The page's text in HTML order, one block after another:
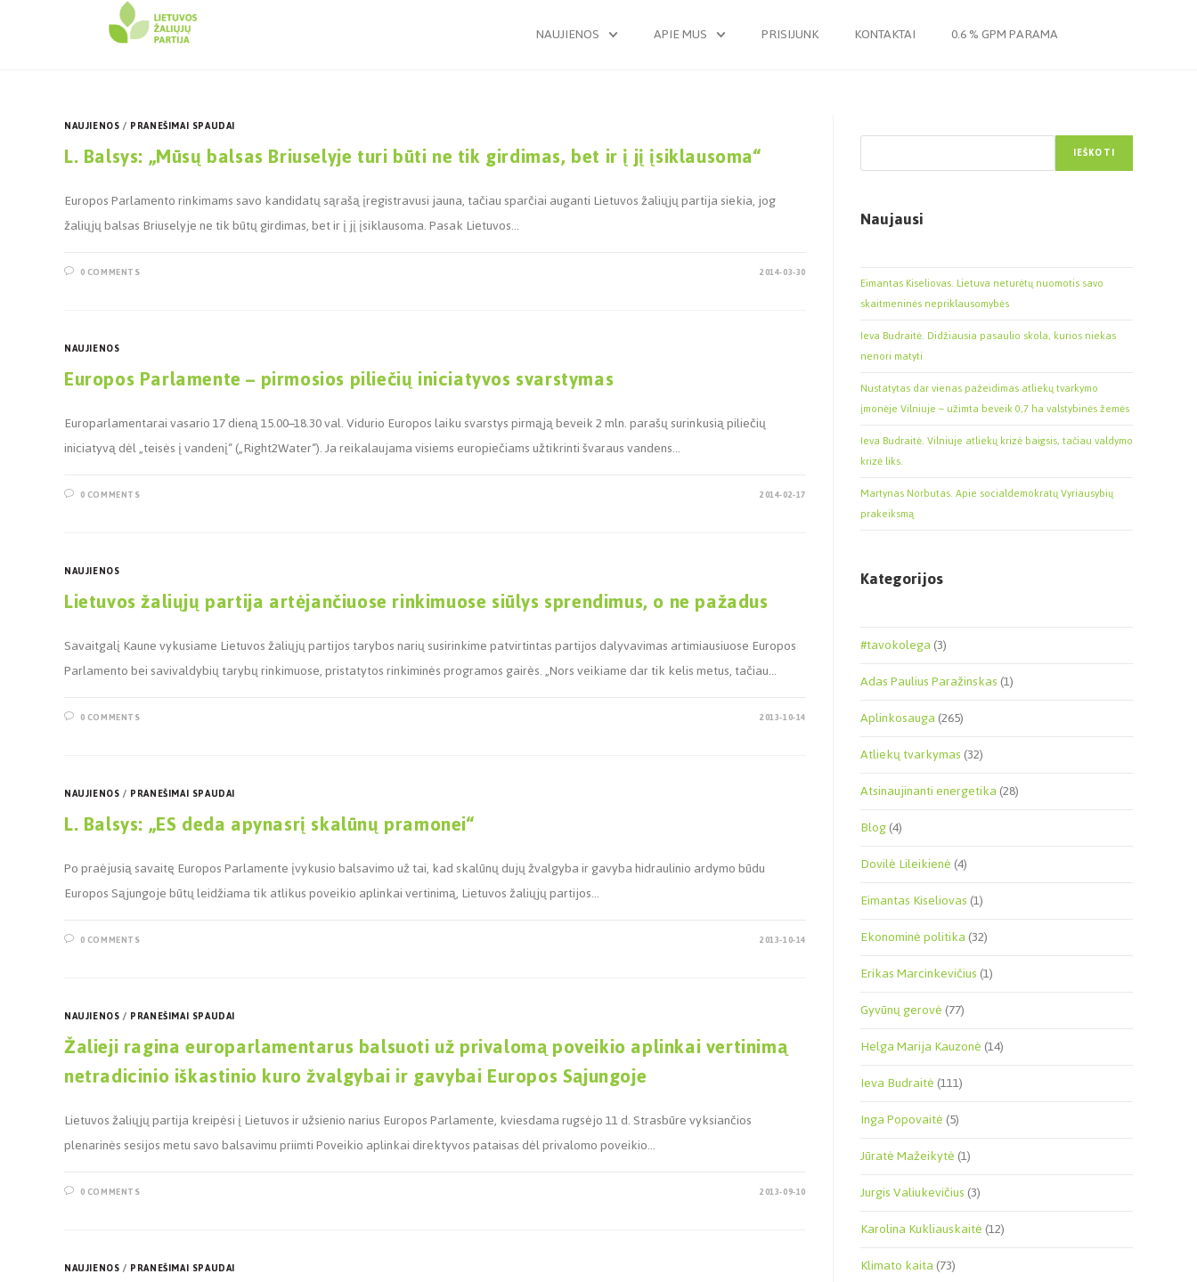
NAUJIENOS APIE MUS PRISIJUNK KONTAKTAI 0.6 % GPM PARAMA
NAUJIENOS/ PRANEŠIMAI SPAUDAI
L. Balsys: „Mūsų balsas Briuselyje turi būti ne tik girdimas, bet ir į jį įsiklausoma“
Europos Parlamento rinkimams savo kandidatų sąrašą įregistravusi jauna, tačiau sparčiai auganti Lietuvos žaliųjų partija siekia, jog
žaliųjų balsas Briuselyje ne tik būtų girdimas, bet ir į jį įsiklausoma. Pasak Lietuvos…
0 COMMENTS 2014-03-30
NAUJIENOS
Europos Parlamente – pirmosios piliečių iniciatyvos svarstymas
Europarlamentarai vasario 17 dieną 15.00–18.30 val. Vidurio Europos laiku svarstys pirmąją beveik 2 mln. parašų surinkusią piliečių
iniciatyvą dėl „teisės į vandenį“ („Right2Water“). Ja reikalaujama visiems europiečiams užtikrinti švaraus vandens…
0 COMMENTS 2014-02-17
NAUJIENOS
Lietuvos žaliųjų partija artėjančiuose rinkimuose siūlys sprendimus, o ne pažadus
Savaitgalį Kaune vykusiame Lietuvos žaliųjų partijos tarybos narių susirinkime patvirtintas partijos dalyvavimas artimiausiuose Europos
Parlamento bei savivaldybių tarybų rinkimuose, pristatytos rinkiminės programos gairės. „Nors veikiame dar tik kelis metus, tačiau…
0 COMMENTS 2013-10-14
NAUJIENOS/ PRANEŠIMAI SPAUDAI
L. Balsys: „ES deda apynasrį skalūnų pramonei“
Po praėjusią savaitę Europos Parlamente įvykusio balsavimo už tai, kad skalūnų dujų žvalgyba ir gavyba hidraulinio ardymo būdu
Europos Sąjungoje būtų leidžiama tik atlikus poveikio aplinkai vertinimą, Lietuvos žaliųjų partijos…
0 COMMENTS 2013-10-14
NAUJIENOS/ PRANEŠIMAI SPAUDAI
Žalieji ragina europarlamentarus balsuoti už privalomą poveikio aplinkai vertinimą
netradicinio iškastinio kuro žvalgybai ir gavybai Europos Sąjungoje
Lietuvos žaliųjų partija kreipėsi į Lietuvos ir užsienio narius Europos Parlamente, kviesdama rugsėjo 11 d. Strasbūre vyksiančios
plenarinės sesijos metu savo balsavimu priimti Poveikio aplinkai direktyvos pataisas dėl privalomo poveikio…
0 COMMENTS 2013-09-10
NAUJIENOS/ PRANEŠIMAI SPAUDAI
IEŠKOTI
Naujausi
Eimantas Kiseliovas. Lietuva neturėtų nuomotis savo
skaitmeninės nepriklausomybės
Ieva Budraitė. Didžiausia pasaulio skola, kurios niekas
nenori matyti
Nustatytas dar vienas pažeidimas atliekų tvarkymo
įmonėje Vilniuje – užimta beveik 0,7 ha valstybinės žemės
Ieva Budraitė. Vilniuje atliekų krizė baigsis, tačiau valdymo
krizė liks.
Martynas Norbutas. Apie socialdemokratų Vyriausybių
prakeiksmą
Kategorijos
#tavokolega(3)
Adas Paulius Paražinskas(1)
Aplinkosauga(265)
Atliekų tvarkymas(32)
Atsinaujinanti energetika(28)
Blog(4)
Dovilė Lileikienė(4)
Eimantas Kiseliovas(1)
Ekonominė politika(32)
Erikas Marcinkevičius(1)
Gyvūnų gerovė(77)
Helga Marija Kauzonė(14)
Ieva Budraitė(111)
Inga Popovaitė(5)
Jūratė Mažeikytė(1)
Jurgis Valiukevičius(3)
Karolina Kukliauskaitė(12)
Klimato kaita(73)